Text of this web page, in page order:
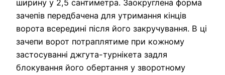
ширину у 2,5 сантиметра. Заокруглена форма
зачепів передбачена для утримання кінців
ворота всередині після його закручування. В ці
зачепи ворот потраплятиме при кожному
застосуванні джгута-турнікета задля
блокування його обертання у зворотному